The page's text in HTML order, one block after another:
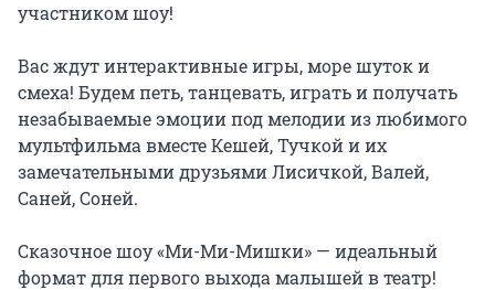
участником шоу!
Вас ждут интерактивные игры, море шуток и
смеха! Будем петь, танцевать, играть и получать
незабываемые эмоции под мелодии из любимого
мультфильма вместе Кешей, Тучкой и их
замечательными друзьями Лисичкой, Валей,
Саней, Соней.
Сказочное шоу «Ми-Ми-Мишки» — идеальный
формат для первого выхода малышей в театр!